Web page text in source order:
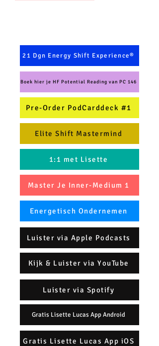
21 Dgn Energy Shift Experience®
Boek hier je HF Potential Reading van PC 146
Pre-Order PodCarddeck #1
Elite Shift Mastermind
1:1 met Lisette
Master Je Inner-Medium 1
Energetisch Ondernemen
Luister via Apple Podcasts
Kijk & Luister via YouTube
Luister via Spotify
Gratis Lisette Lucas App Android
Gratis Lisette Lucas App iOS